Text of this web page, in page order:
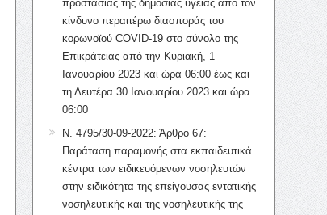
προστασίας της δημόσιας υγείας από τον
κίνδυνο περαιτέρω διασποράς του
κορωνοϊού COVID-19 στο σύνολο της
Επικράτειας από την Κυριακή, 1
Ιανουαρίου 2023 και ώρα 06:00 έως και
τη Δευτέρα 30 Ιανουαρίου 2023 και ώρα
06:00
Ν. 4795/30-09-2022: Άρθρο 67:
Παράταση παραμονής στα εκπαιδευτικά
κέντρα των ειδικευόμενων νοσηλευτών
στην ειδικότητα της επείγουσας εντατικής
νοσηλευτικής και της νοσηλευτικής της